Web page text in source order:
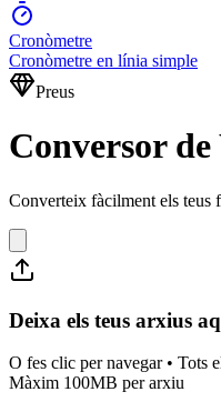
Cronòmetre
Cronòmetre en línia simple
Preus
Conversor
Converteix fàcilment els teus
Deixa els teus arxius
O fes clic per navegar • Tots
Màxim 100MB per arxiu